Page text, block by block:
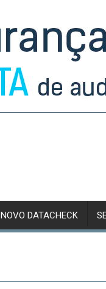
NOVO DATACHECK